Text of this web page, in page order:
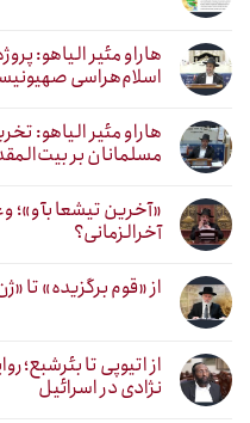
هاراو مئیر الیاهو:
اسلام‌هراسی
هاراو مئیر الیاهو:
مسلمانان بر
«آخرین تیشعا بآو»؛
آخرالزمانی؟
از «قوم برگزیده» تا
از اتیوپی تا
نژادی در اسرائیل